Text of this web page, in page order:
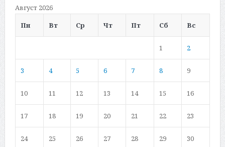
Август 2026
Пн
Вт Ср Чт Пт Сб Вс
1 2
3 4 5 6 7 8 9
10 11 12 13 14 15 16
17 18 19 20 21 22 23
24 25 26 27 28 29 30